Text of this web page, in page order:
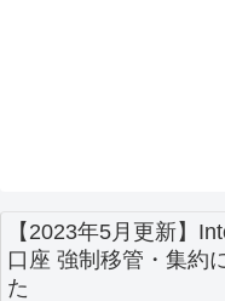
【2023年5月更新】
口座 強制移管・集約
た